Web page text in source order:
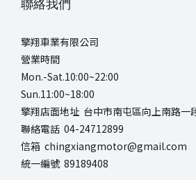
擎翔車業有限公司
營業時間
Mon.-Sat.10:00~22:00
Sun.11:00~18:00
擎翔店面地址 台中市南屯區向上南路一
聯絡電話 04-24712899
信箱 chingxiangmotor@gmail.com
統一編號 89189408